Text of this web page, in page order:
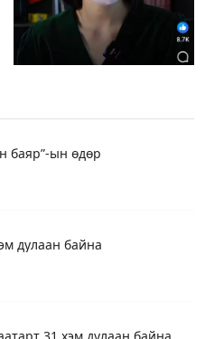
баяр”-ын өдөр
дулаан байна